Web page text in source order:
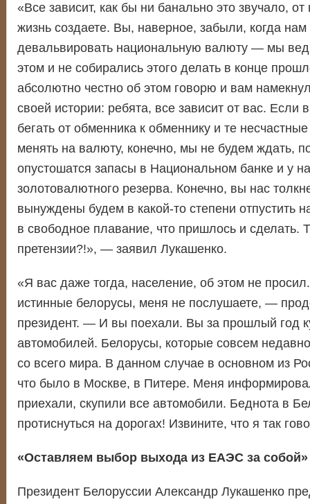
«Все зависит, как бы ни банально это звучало,
жизнь создаете. Вы, наверное, забыли, когда
девальвировать национальную валюту — мы
этом и не собирались этого делать в конце
абсолютно честно об этом говорю и вам
своей истории: ребята, все зависит от вас. Если
бегать от обменника к обменнику и те
менять на валюту, конечно, мы не будем ждать,
опустошатся запасы в Национальном банке и у
золотовалютного резерва. Конечно, вы нас
вынуждены будем в какой-то степени отпустить
в свободное плавание, что пришлось и сделать.
претензии?!», — заявил Лукашенко.
«Я вас даже тогда, население, об этом не
истинные белорусы, меня не послушаете, —
президент. — И вы поехали. Вы за прошлый год
автомобилей. Белорусы, которые совсем
со всего мира. В данном случае в основном из
что было в Москве, в Питере. Меня
приехали, скупили все автомобили. Беднота в
протиснуться на дорогах! Извините, что я так
«Оставляем выбор выхода из ЕАЭС за собой»
Президент Белоруссии Александр Лукашенко